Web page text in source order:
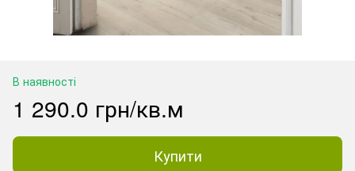
В наявності
1 290.0 грн/кв.м
Купити